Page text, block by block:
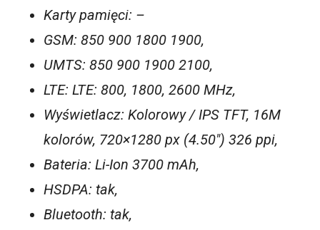
Karty pamięci: –
GSM: 850 900 1800 1900,
UMTS: 850 900 1900 2100,
LTE: LTE: 800, 1800, 2600 MHz,
Wyświetlacz: Kolorowy / IPS TFT, 16M
kolorów, 720×1280 px (4.50″) 326 ppi,
Bateria: Li-Ion 3700 mAh,
HSDPA: tak,
Bluetooth: tak,